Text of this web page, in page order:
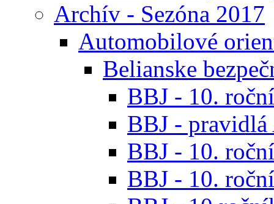
Archív - Sezóna 2017
Automobilové
Belianske
BBJ - 10.
BBJ - pravidlá
BBJ - 10.
BBJ - 10.